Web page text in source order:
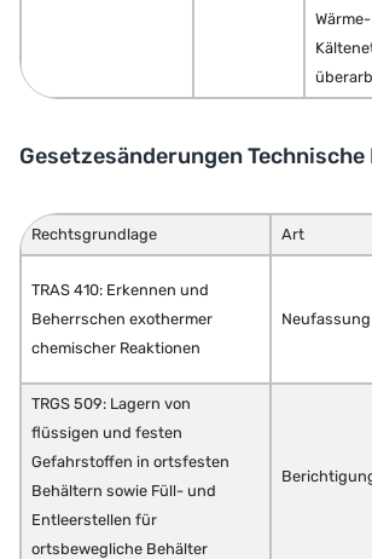
Gesetzesänderungen Technische
Rechtsgrundlage Art
TRAS 410: Erkennen und
Beherrschen exothermer
chemischer Reaktionen
Neufassung
TRGS 509: Lagern von
flüssigen und festen
Gefahrstoffen in ortsfesten
Behältern sowie Füll- und
Entleerstellen für
ortsbewegliche Behälter